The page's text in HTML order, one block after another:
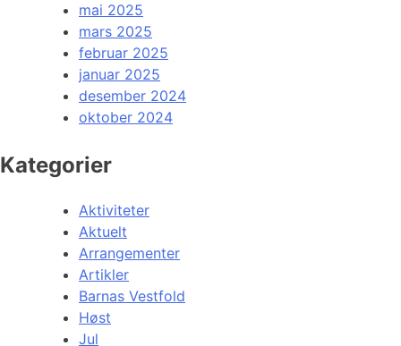
mai 2025
mars 2025
februar 2025
januar 2025
desember 2024
oktober 2024
Kategorier
Aktiviteter
Aktuelt
Arrangementer
Artikler
Barnas Vestfold
Høst
Jul